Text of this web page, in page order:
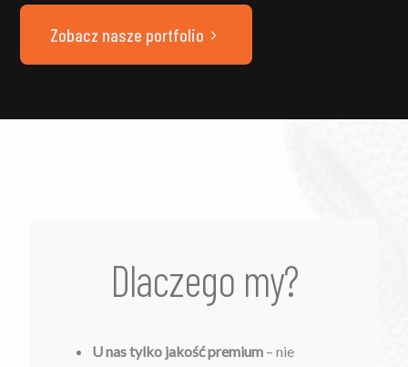
Zobacz nasze portfolio
Dlaczego my?
U nas tylko jakość premium – nie